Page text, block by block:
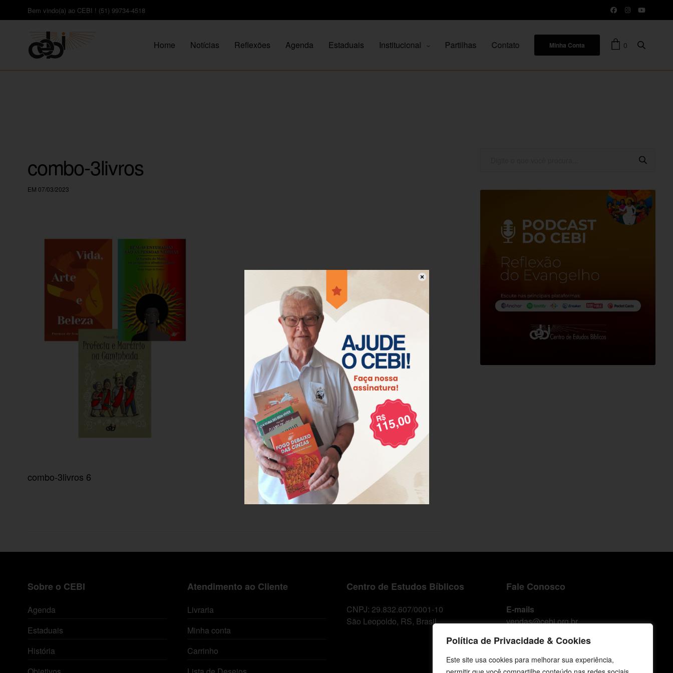
Política de Privacidade & Cookies
Este site usa cookies para melhorar sua experiência,
Bem vindo(a) ao CEBI ! (51) 99734-4518
Home Notícias Reflexões Agenda Estaduais Institucional Partilhas Contato Minha Conta 0
combo-3livros
EM 07/03/2023
combo-3livros 6
Sobre o CEBI
Agenda
Estaduais
História
Atendimento ao Cliente
Livraria
Minha conta
Carrinho
Centro de Estudos Bíblicos
CNPJ: 29.832.607/0001-10
São Leopoldo, RS, Brasil
Fale Conosco
E-mails
vendas@cebi.org.br
WhatsApp / Vendas
+55 (51) 99734-4518